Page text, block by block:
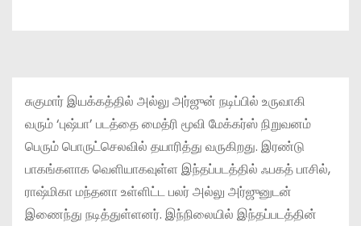
சுகுமார் இயக்கத்தில் அல்லு அர்ஜுன் நடிப்பில் உருவாகி
வரும் ‘புஷ்பா’ படத்தை மைத்ரி மூவி மேக்கர்ஸ் நிறுவனம்
பெரும் பொருட்செலவில் தயாரித்து வருகிறது. இரண்டு
பாகங்களாக வெளியாகவுள்ள இந்தப்படத்தில் ஃபகத் பாசில்,
ராஷ்மிகா மந்தனா உள்ளிட்ட பலர் அல்லு அர்ஜுனுடன்
இணைந்து நடித்துள்ளனர். இந்நிலையில் இந்தப்படத்தின்